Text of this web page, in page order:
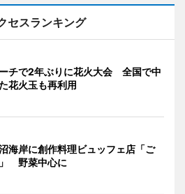
セスランキング
チで2年ぶりに花火大会 全国で中
花火玉も再利用
海岸に創作料理ビュッフェ店「ご
野菜中心に